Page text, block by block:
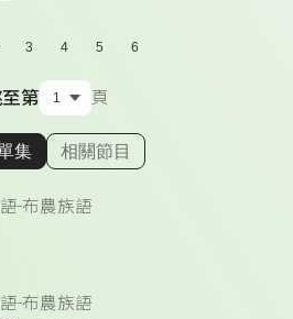
3 4 5 6
第 頁
顯示相關單集
集 相關節目
-布農族語
-布農族語